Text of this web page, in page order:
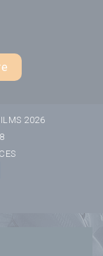
2026